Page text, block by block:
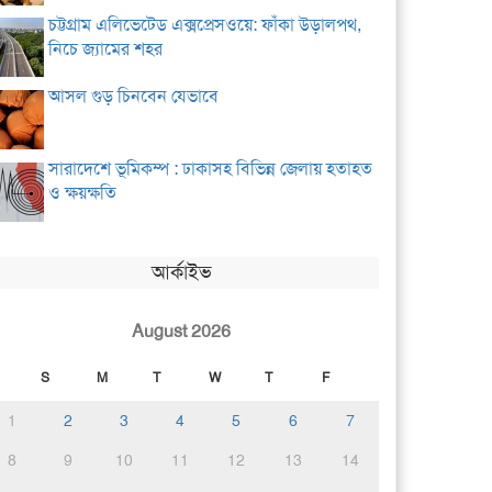
চট্টগ্রাম এলিভেটেড এক্সপ্রেসওয়ে: ফাঁকা উড়ালপথ,
নিচে জ্যামের শহর
আসল গুড় চিনবেন যেভাবে
সারাদেশে ভূমিকম্প : ঢাকাসহ বিভিন্ন জেলায় হতাহত
ও ক্ষয়ক্ষতি
আর্কাইভ
August 2026
S M T W T F
1 2 3 4 5 6
7
8
9 10 11 12 13
14